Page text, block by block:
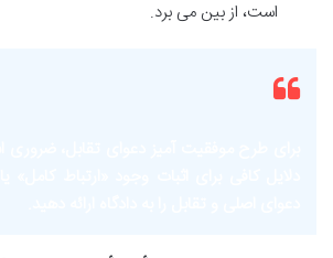
است، از بین می برد.